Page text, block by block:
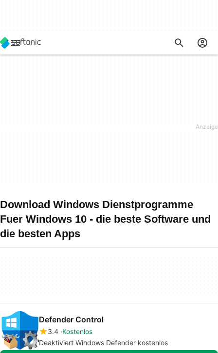
Download Windows Dienstprogramme
Fuer Windows 10 - die beste Software und
die besten Apps
Defender Control
3.4 Kostenlos
Deaktiviert Windows Defender kostenlos